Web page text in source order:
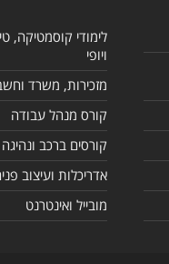
לימודי קוסמטיקה,
ויופי
מזכירות, משרד
קורס מנהל עבודה
קורסים ברכב ונהיגה
אדריכלות ועיצוב
מובייל ואינטרנט